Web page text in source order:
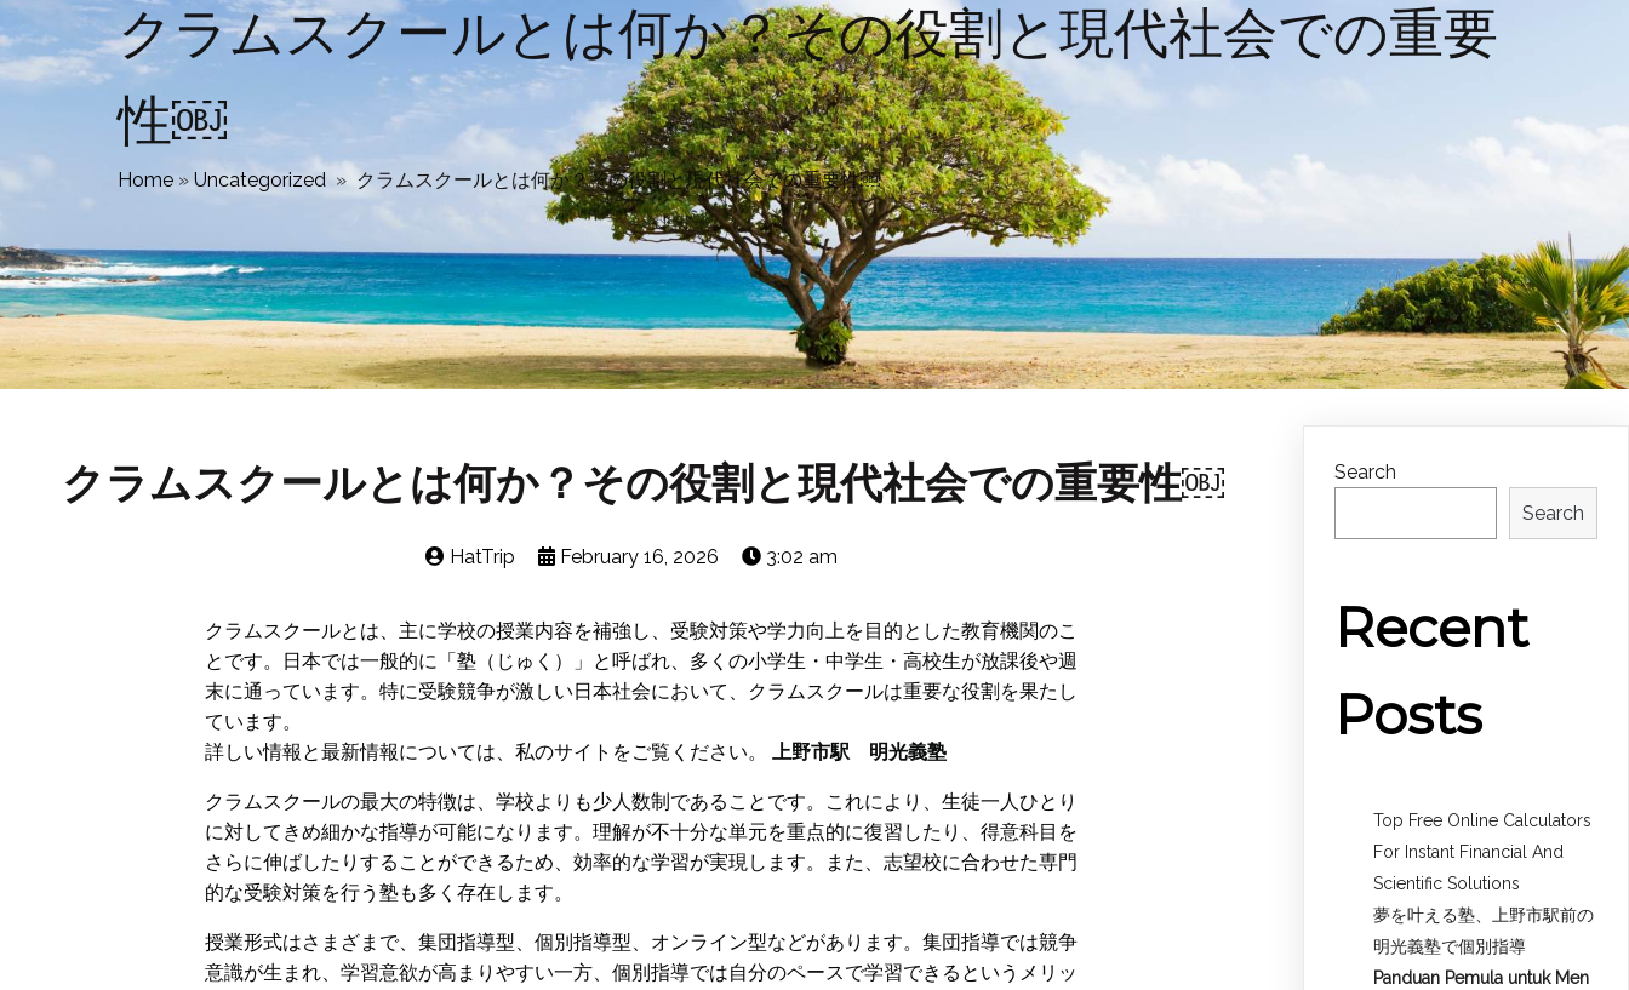
クラムスクールとは何か？その役割と現代社会での重要
性￼
Home » Uncategorized » クラムスクールとは何か？その役割と現代社会での重要性￼
クラムスクールとは何か？その役割と現代社会での重要性￼
HatTrip February 16, 2026 3:02 am
クラムスクールとは、主に学校の授業内容を補強し、受験対策や学力向上を目的とした教育機関のこ
とです。日本では一般的に「塾（じゅく）」と呼ばれ、多くの小学生・中学生・高校生が放課後や週
末に通っています。特に受験競争が激しい日本社会において、クラムスクールは重要な役割を果たし
ています。
詳しい情報と最新情報については、私のサイトをご覧ください。
上野市駅 明光義塾
クラムスクールの最大の特徴は、学校よりも少人数制であることです。これにより、生徒一人ひとり
に対してきめ細かな指導が可能になります。理解が不十分な単元を重点的に復習したり、得意科目を
さらに伸ばしたりすることができるため、効率的な学習が実現します。また、志望校に合わせた専門
的な受験対策を行う塾も多く存在します。
授業形式はさまざまで、集団指導型、個別指導型、オンライン型などがあります。集団指導では競争
意識が生まれ、学習意欲が高まりやすい一方、個別指導では自分のペースで学習できるというメリッ
Search
Search
Recent
Posts
Top Free Online Calculators
For Instant Financial And
Scientific Solutions
夢を叶える塾、上野市駅前の
明光義塾で個別指導
Panduan Pemula untuk Men